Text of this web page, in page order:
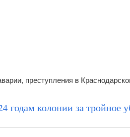
преступления в
годам колонии за тройное